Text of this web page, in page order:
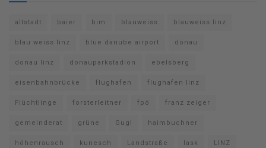
altstadt baier bim blauweiss blauweiss linz
blau weiss linz blue danube airport donau
donau linz donauparkstadion ebelsberg
eisenbahnbrücke flughafen flughafen linz
Flüchtlinge forsterleitner fpö franz zeiger
gemeinderat grüne Gugl haimbuchner
höhenrausch kunesch Landstraße lask LINZ